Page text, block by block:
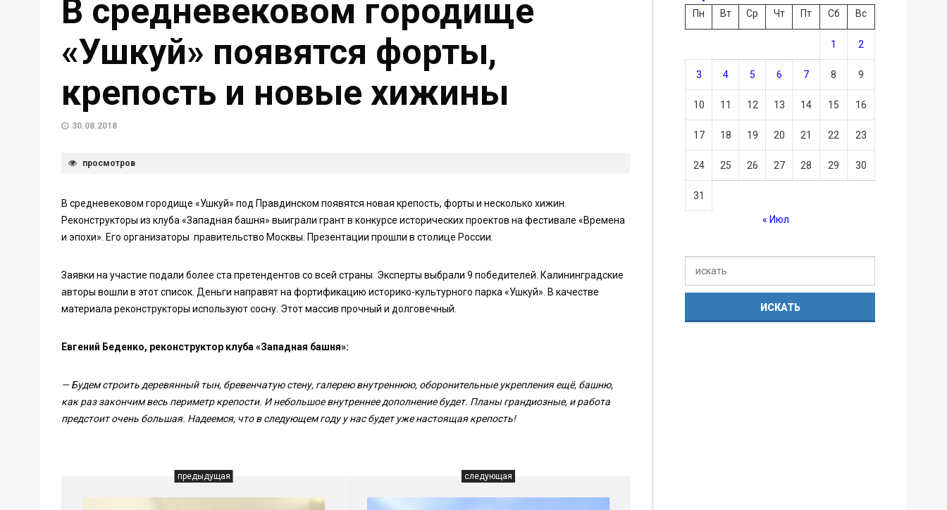
В средневековом городище
«Ушкуй» появятся форты,
крепость и новые хижины
30.08.2018
просмотров
В средневековом городище «Ушкуй» под Правдинском появятся новая крепость, форты и несколько хижин.
Реконструкторы из клуба «Западная башня» выиграли грант в конкурсе исторических проектов на фестивале «Времена
и эпохи». Его организаторы правительство Москвы. Презентации прошли в столице России.
Заявки на участие подали более ста претендентов со всей страны. Эксперты выбрали 9 победителей. Калининградские
авторы вошли в этот список. Деньги направят на фортификацию историко-культурного парка «Ушкуй». В качестве
материала реконструкторы используют сосну. Этот массив прочный и долговечный.
Евгений Беденко, реконструктор клуба «Западная башня»:
— Будем строить деревянный тын, бревенчатую стену, галерею внутреннюю, оборонительные укрепления ещё, башню,
как раз закончим весь периметр крепости. И небольшое внутреннее дополнение будет. Планы грандиозные, и работа
предстоит очень большая. Надеемся, что в следующем году у нас будет уже настоящая крепость!
предыдущая следующая
Пн
Вт Ср Чт Пт Сб Вс
1 2
3 4 5 6 7 8 9
10 11 12 13 14 15 16
17 18 19 20 21 22 23
24 25 26 27 28 29 30
31
« Июл